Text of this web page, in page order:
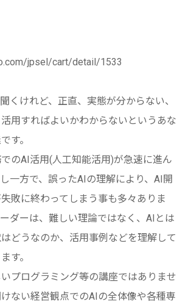
jpsel/cart/detail/1533
くけれど、正直、実態が分からない、
用すればよいかわからないというあな
す。
のAI活用(人工知能活用)が急速に進ん
一方で、誤ったAIの理解により、AI開
敗に終わってしまう事も多々ありま
ダーは、難しい理論ではなく、AIとは
どうなのか、活用事例などを理解して
す。
プログラミング等の講座ではありませ
ない経営観点でのAIの全体像や各種専